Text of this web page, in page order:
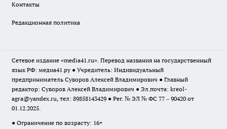
Контакты
Редакционная политика
Сетевое издание «media41.ru». Перевод названия на государственный
язык РФ: медиа41.ру ● Учредитель: Индивидуальный
предприниматель Суворов Алексей Владимирович ● Главный
редактор: Суворов Алексей Владимирович ● Эл.почта: kreol-
agra@yandex.ru, тел: 89858143429 ● Рег. № ЭЛ № ФС 77 – 90420 от
01.12.2025.
● Ограничение по возрасту: 16+